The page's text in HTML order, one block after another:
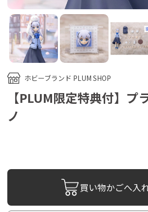
ホビーブランド PLUM SHOP
【PLUM限定特典付】プ
ノ
買い物かごへ入